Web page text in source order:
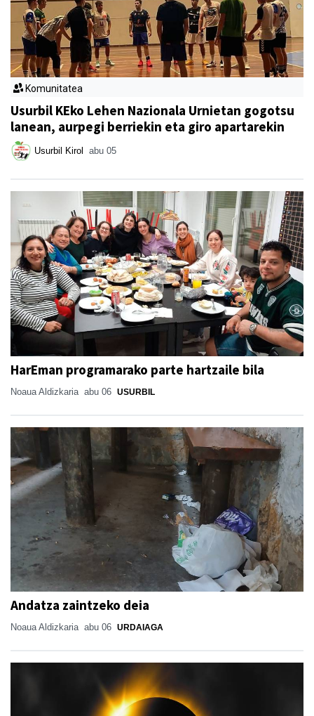
Komunitatea
Usurbil KEko Lehen Nazionala Urnietan gogotsu
lanean, aurpegi berriekin eta giro apartarekin
Usurbil Kirol abu 05
HarEman programarako parte hartzaile bila
Noaua Aldizkaria abu 06 USURBIL
Andatza zaintzeko deia
Noaua Aldizkaria abu 06 URDAIAGA